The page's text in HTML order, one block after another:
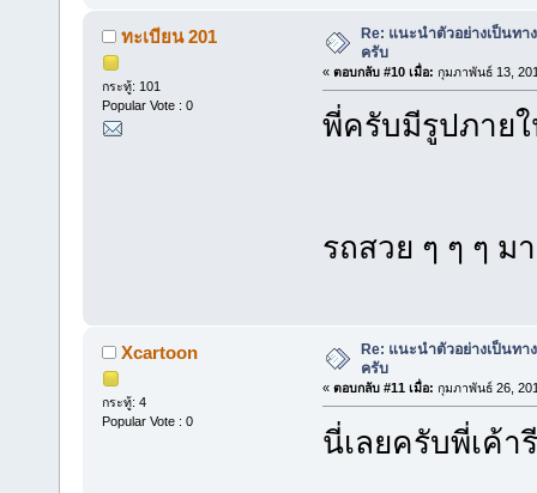
ทะเบียน 201
กระทู้: 101
Popular Vote : 0
Re: แนะนำตัวอย่างเป็นทา
ครับ
« ตอบกลับ #10 เมื่อ: กุมภาพันธ์ 13,
พี่ครับมีรูปภาย
รถสวย ๆ ๆ ๆ ม
Xcartoon
กระทู้: 4
Popular Vote : 0
Re: แนะนำตัวอย่างเป็นทา
ครับ
« ตอบกลับ #11 เมื่อ: กุมภาพันธ์ 26,
นี่เลยครับพี่เค้า